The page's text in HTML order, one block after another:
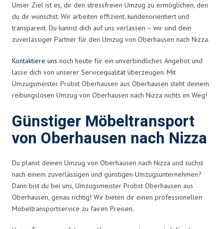
Unser Ziel ist es, dir den stressfreien Umzug zu ermöglichen, den
du dir wünschst. Wir arbeiten effizient, kundenorientiert und
transparent. Du kannst dich auf uns verlassen – wir sind dein
zuverlässiger Partner für den Umzug von Oberhausen nach Nizza.
Kontaktiere uns noch heute für ein unverbindliches Angebot und
lasse dich von unserer Servicequalität überzeugen. Mit
Umzugsmeister Probst Oberhausen aus Oberhausen steht deinem
reibungslosen Umzug von Oberhausen nach Nizza nichts im Weg!
Günstiger Möbeltransport
von Oberhausen nach Nizza
Du planst deinen Umzug von Oberhausen nach Nizza und suchst
nach einem zuverlässigen und günstigen Umzugsunternehmen?
Dann bist du bei uns, Umzugsmeister Probst Oberhausen aus
Oberhausen, genau richtig! Wir bieten dir einen professionellen
Möbeltransportservice zu fairen Preisen.